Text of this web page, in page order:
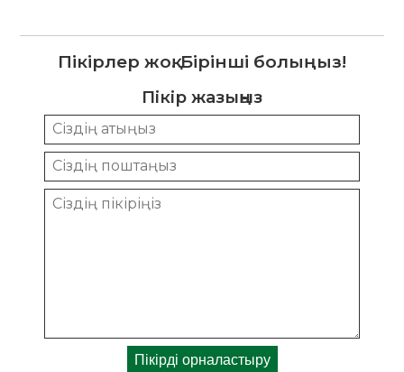
Пікірлер жоқ. Бірінші болыңыз!
Пікір жазыңыз